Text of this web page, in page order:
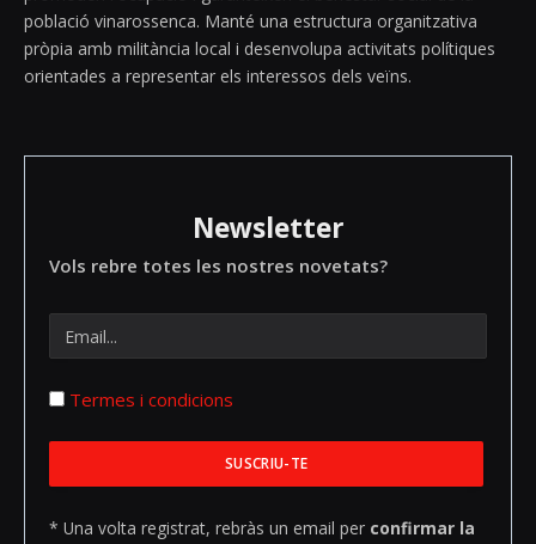
població vinarossenca. Manté una estructura organitzativa
pròpia amb militància local i desenvolupa activitats polítiques
orientades a representar els interessos dels veïns.
Newsletter
Vols rebre totes les nostres novetats?
Termes i condicions
* Una volta registrat, rebràs un email per confirmar la